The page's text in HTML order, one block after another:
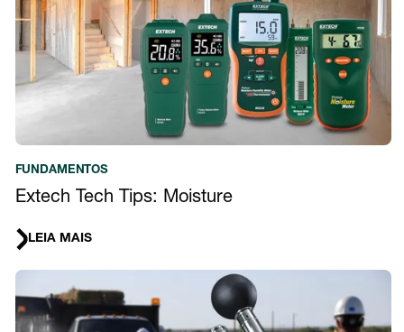
FUNDAMENTOS
Extech Tech Tips: Moisture
LEIA MAIS